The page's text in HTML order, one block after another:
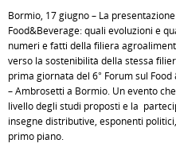
Bormio, 17 giugno – La
Food&Beverage: quali evoluzioni e
numeri e fatti della filiera
verso la sostenibilità della stessa
prima giornata del 6° Forum sul
­– Ambrosetti a Bormio. Un evento
livello degli studi proposti e la
insegne distributive, esponenti
primo piano.